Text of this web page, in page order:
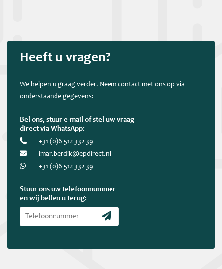
Heeft u vragen?
We helpen u graag verder. Neem contact met ons op via
onderstaande gegevens:
Bel ons, stuur e-mail of stel uw vraag
direct via WhatsApp:
+31 (0)6 512 332 39
imar.berdik@epdirect.nl
+31 (0)6 512 332 39
Stuur ons uw telefoonnummer
en wij bellen u terug: